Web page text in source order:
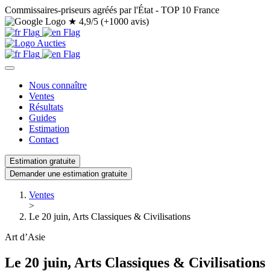
Commissaires-priseurs agréés par l'État - TOP 10 France
★ 4,9/5 (+1000 avis)
Nous connaître
Ventes
Résultats
Guides
Estimation
Contact
Estimation gratuite
Demander une estimation gratuite
Ventes
>
Le 20 juin, Arts Classiques & Civilisations
Art d’Asie
Le 20 juin, Arts Classiques & Civilisations